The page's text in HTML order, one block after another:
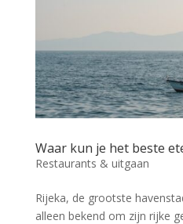
Waar kun je het beste
Restaurants & uitgaan
Rijeka, de grootste
alleen bekend om zijn rijke